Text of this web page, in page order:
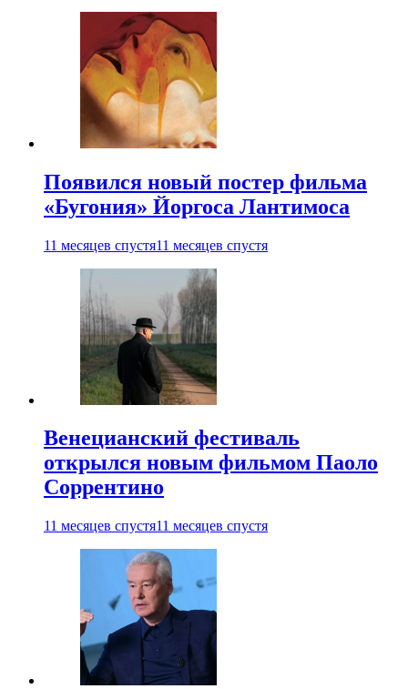
Появился новый постер фильма
«Бугония» Йоргоса Лантимоса
11 месяцев спустя11 месяцев спустя
Венецианский фестиваль
открылся новым фильмом Паоло
Соррентино
11 месяцев спустя11 месяцев спустя